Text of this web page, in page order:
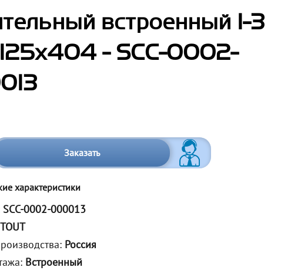
встроенный 1-3
- SCC-0002-
Заказать
характеристики
SCC-0002-000013
Россия
Встроенный